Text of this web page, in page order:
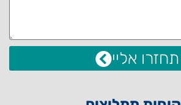
תחזרו אליי